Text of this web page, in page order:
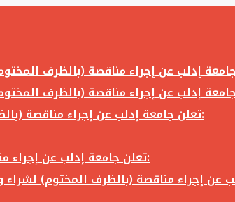
تعلن جامعة إدلب عن إجراء مناقصة (بالظرف المختوم) لأعمال تجهيز مخبر الدراسات العليا في كلية العلوم في جامعة ادلب وفق الآتي:
تعلن جامعة إدلب عن إجراء مناقصة (بالظرف المختوم) لشراء وتوريد أثاث مكاتب لزوم مكاتب وقاعات جامعة إدلب وفق الآتي: